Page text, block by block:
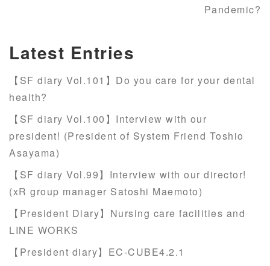
Pandemic?
Latest Entries
【SF diary Vol.101】Do you care for your dental
health?
【SF diary Vol.100】Interview with our
president! (President of System Friend Toshio
Asayama)
【SF diary Vol.99】Interview with our director!
(xR group manager Satoshi Maemoto)
【President Diary】Nursing care facilities and
LINE WORKS
【President diary】EC-CUBE4.2.1